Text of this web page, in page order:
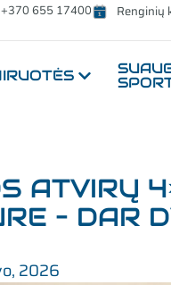
+370 655 17400 Renginių
ATVIRŲ
– DAR
2026